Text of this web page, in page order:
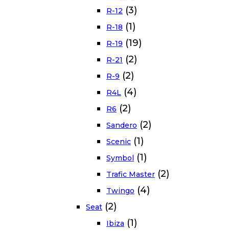
R-12 (3)
R-18 (1)
R-19 (19)
R-21 (2)
R-9 (2)
R4L (4)
R6 (2)
Sandero (2)
Scenic (1)
Symbol (1)
Trafic Master (2)
Twingo (4)
Seat (2)
Ibiza (1)